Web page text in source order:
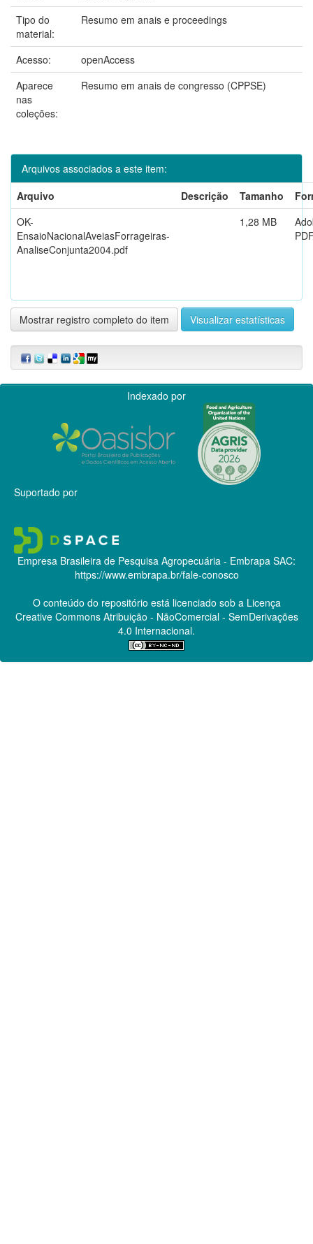
Tipo do
material:
Resumo em anais e proceedings
Acesso:
openAccess
Aparece
nas
coleções:
Resumo em anais de congresso (CPPSE)
Arquivos associados a este item:
Arquivo
Descrição Tamanho
OK-
EnsaioNacionalAveiasForrageiras-
AnaliseConjunta2004.pdf
1,28 MB
Mostrar registro completo do item Visualizar estatísticas
Indexado por
Suportado por
Empresa Brasileira de Pesquisa Agropecuária - Embrapa SAC:
https://www.embrapa.br/fale-conosco
O conteúdo do repositório está licenciado sob a Licença
Creative CommonsAtribuição - NãoComercial - SemDerivações
4.0 Internacional.